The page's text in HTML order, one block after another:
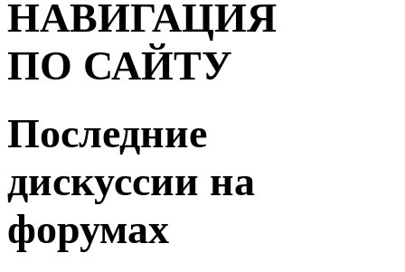
НАВИГАЦИЯ
ПО САЙТУ
Последние
дискуссии на
форумах